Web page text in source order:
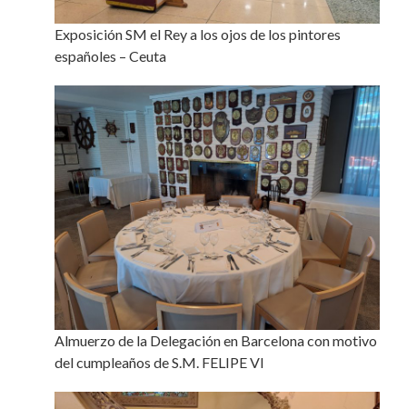
Exposición SM el Rey a los ojos de los pintores
españoles – Ceuta
Almuerzo de la Delegación en Barcelona con motivo
del cumpleaños de S.M. FELIPE VI